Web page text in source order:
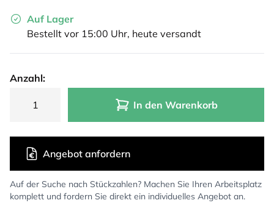
Auf Lager
Bestellt vor 15:00 Uhr, heute versandt
Anzahl:
In den Warenkorb
Auf der Suche nach Stückzahlen? Machen Sie Ihren Arbeitsplatz
komplett und fordern Sie direkt ein individuelles Angebot an.
Angebot anfordern